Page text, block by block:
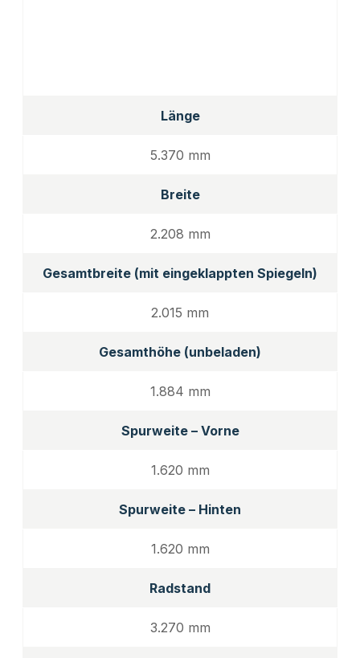
Länge
5.370 mm
Breite
2.208 mm
Gesamtbreite (mit eingeklappten Spiegeln)
2.015 mm
Gesamthöhe (unbeladen)
1.884 mm
Spurweite – Vorne
1.620 mm
Spurweite – Hinten
1.620 mm
Radstand
3.270 mm